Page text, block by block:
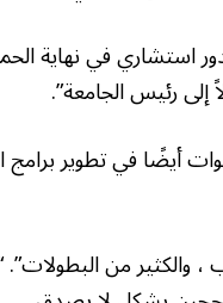
استشاري في نهاية
أيضًا في تطوير
، والكثير من